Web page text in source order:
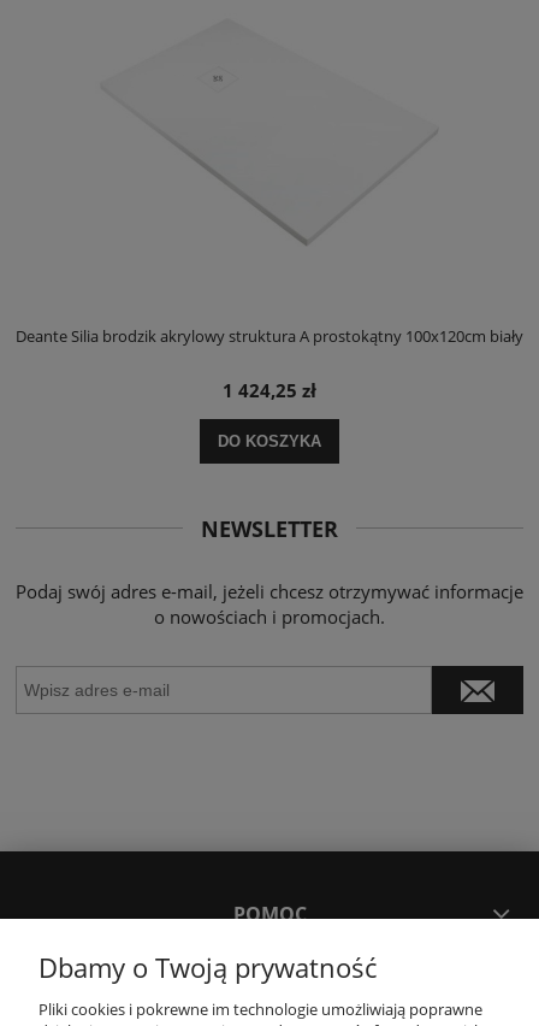
Deante Silia brodzik akrylowy struktura A prostokątny 100x120cm biały
1 424,25 zł
DO KOSZYKA
NEWSLETTER
Podaj swój adres e-mail, jeżeli chcesz otrzymywać informacje
o nowościach i promocjach.
POMOC
MOJE KONTO
Dbamy o Twoją prywatność
Pliki cookies i pokrewne im technologie umożliwiają poprawne